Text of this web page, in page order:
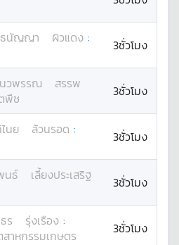
ธนัญญา ผิวแดง :
3ชั่วโมง
นวพรรณ
สรรพ
พืช 3ชั่วโมง
นย ล้วนรอด :
3ชั่วโมง
นธ์
เลี้ยงประเสริฐ
3ชั่วโมง
ร รุ่งเรือง :
าหกรรมเกษตร
3ชั่วโมง